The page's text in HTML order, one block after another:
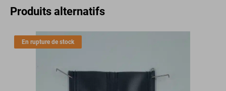
Produits alternatifs
En rupture de stock